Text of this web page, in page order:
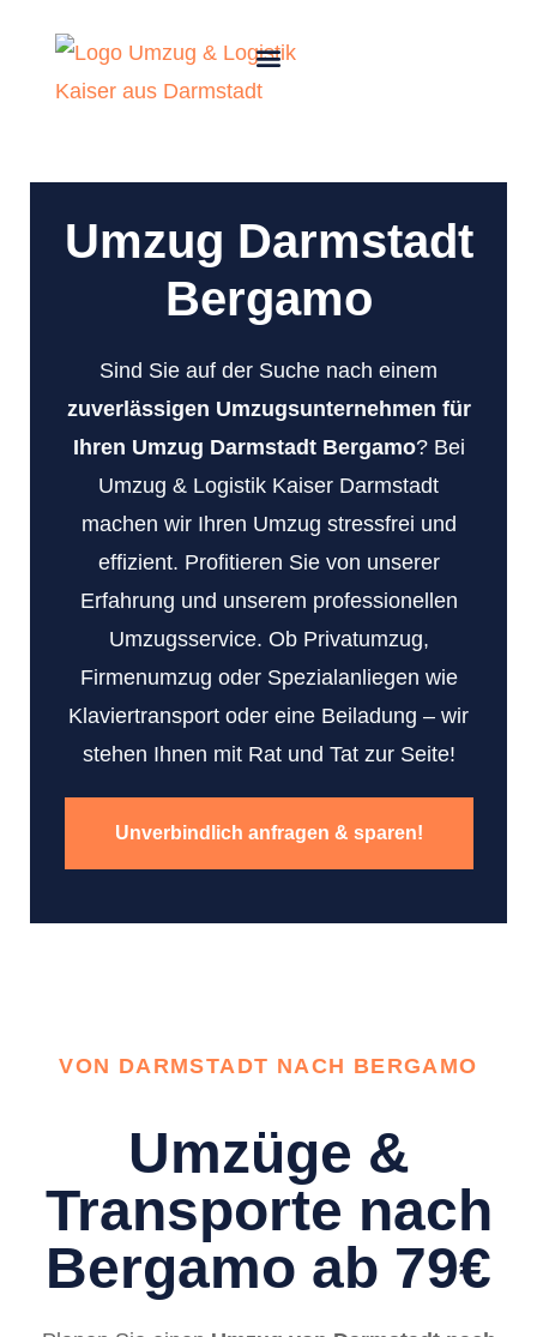
Umzug Darmstadt
Bergamo
Sind Sie auf der Suche nach einem
zuverlässigen Umzugsunternehmen für
Ihren Umzug Darmstadt Bergamo? Bei
Umzug & Logistik Kaiser Darmstadt
machen wir Ihren Umzug stressfrei und
effizient. Profitieren Sie von unserer
Erfahrung und unserem professionellen
Umzugsservice. Ob Privatumzug,
Firmenumzug oder Spezialanliegen wie
Klaviertransport oder eine Beiladung – wir
stehen Ihnen mit Rat und Tat zur Seite!
Unverbindlich anfragen & sparen!
VON DARMSTADT NACH BERGAMO
Umzüge &
Transporte nach
Bergamo ab 79€